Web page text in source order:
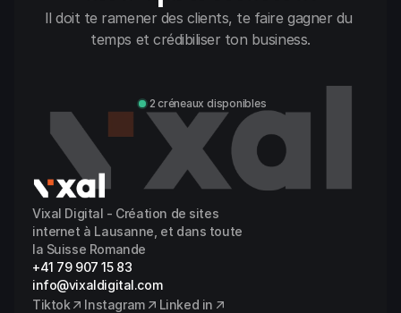
Il doit te ramener des clients, te faire gagner du
temps et crédibiliser ton business.
Discuter avec Alexandre
2 créneaux disponibles
Vixal Digital - Création de sites
internet à Lausanne, et dans toute
la Suisse Romande
+41 79 907 15 83
info@vixaldigital.com
Tiktok
Instagram Linked in